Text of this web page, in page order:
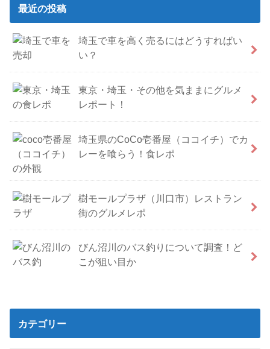
最近の投稿
埼玉で車を高く売るにはどうすればい
い？
東京・埼玉・その他を気ままにグルメ
レポート！
埼玉県のCoCo壱番屋（ココイチ）でカ
レーを喰らう！食レポ
樹モールプラザ（川口市）レストラン
街のグルメレポ
びん沼川のバス釣りについて調査！ど
こが狙い目か
カテゴリー